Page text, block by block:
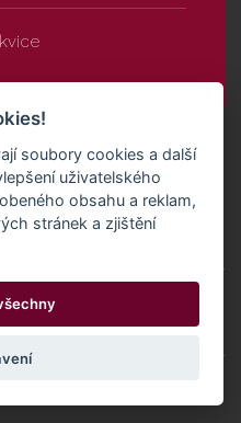
soubory cookies a další
uživatelského
obsahu a reklam,
stránek a zjištění